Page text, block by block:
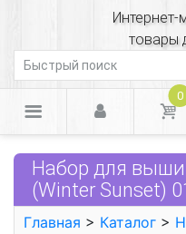
Интернет-
товары
0
Набор для
(Winter Sunset)
Главная > Каталог >